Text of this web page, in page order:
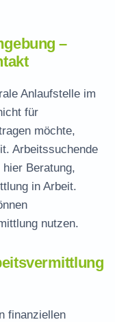
–
Anlaufstelle im
für
möchte,
Arbeitssuchende
Beratung,
in Arbeit.
nutzen.
finanziellen